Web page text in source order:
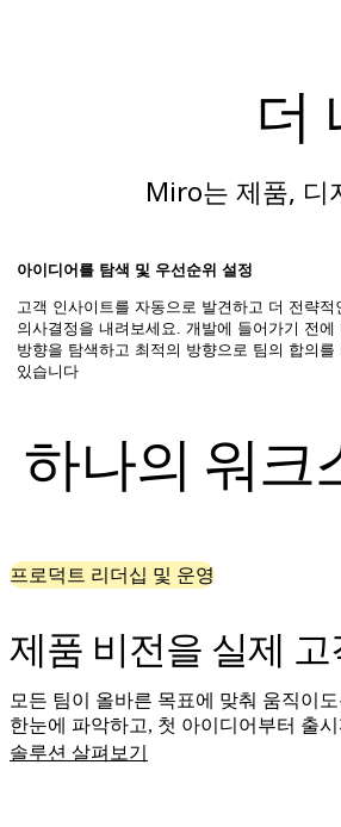
칸반
타임라인
문서
슬라이드
사용 사례
추천
다이어그램 작성
워크숍
플로차트
프로세스 매핑
프로토타입 및 와이어
고객 여정 매핑
더
Miro는 제품, 디
아이디어를 탐색 및 우선순위 설정
고객 인사이트를 자동으로 발견하고 더 전략적
의사결정을 내려보세요. 개발에 들어가기 전에
방향을 탐색하고 최적의 방향으로 팀의 합의를
있습니다
하나의 워크
프로덕트 리더십 및 운영
제품 비전을 실제
모든 팀이 올바른 목표에 맞춰 움직이
한눈에 파악하고, 첫 아이디어부터 출
솔루션 살펴보기